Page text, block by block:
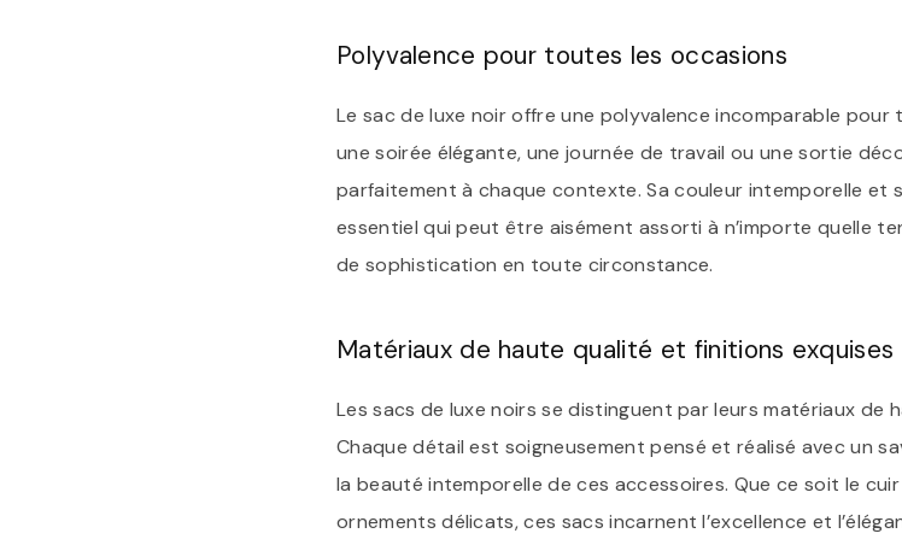
Polyvalence pour toutes les occasions
Le sac de luxe noir offre une polyvalence incomparable
une soirée élégante, une journée de travail ou une sortie
parfaitement à chaque contexte. Sa couleur intemporelle et
essentiel qui peut être aisément assorti à n’importe quelle
de sophistication en toute circonstance.
Matériaux de haute qualité et finitions exquises
Les sacs de luxe noirs se distinguent par leurs matériaux de
Chaque détail est soigneusement pensé et réalisé avec un
la beauté intemporelle de ces accessoires. Que ce soit le
ornements délicats, ces sacs incarnent l’excellence et